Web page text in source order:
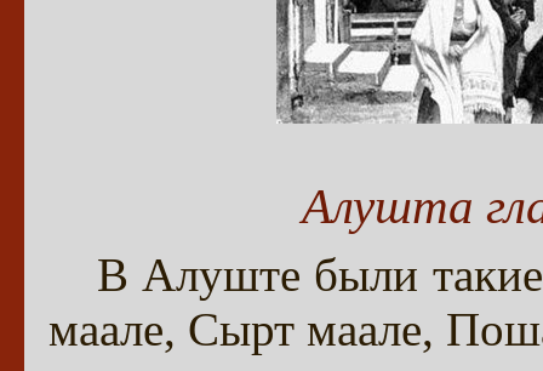
Алушта
В Алуште были
маале, Сырт маале,